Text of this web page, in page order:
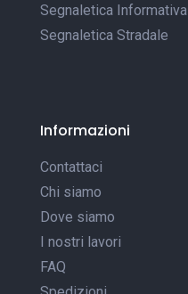
Segnaletica Informativa
Segnaletica Stradale
Informazioni
Contattaci
Chi siamo
Dove siamo
I nostri lavori
FAQ